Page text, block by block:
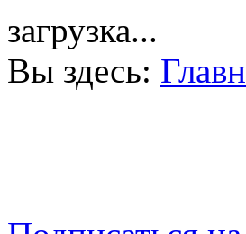
загрузка...
Вы здесь: